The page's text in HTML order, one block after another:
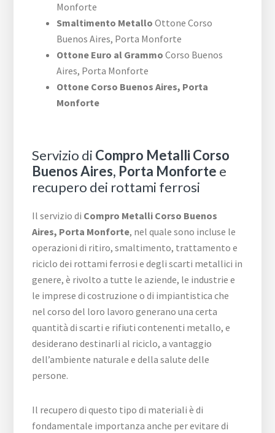
Monforte
Smaltimento Metallo Ottone ​Corso
Buenos Aires,​ Porta Monforte
Ottone Euro al Grammo ​Corso Buenos
Aires,​ Porta Monforte
Ottone ​Corso Buenos Aires,​ Porta
Monforte
Servizio di Compro Metalli ​Corso
Buenos Aires,​ Porta Monforte e
recupero dei rottami ferrosi
Il servizio di Compro Metalli ​Corso Buenos
Aires,​ Porta Monforte, nel quale sono incluse le
operazioni di ritiro, smaltimento, trattamento e
riciclo dei rottami ferrosi e degli scarti metallici in
genere, è rivolto a tutte le aziende, le industrie e
le imprese di costruzione o di impiantistica che
nel corso del loro lavoro generano una certa
quantità di scarti e rifiuti contenenti metallo, e
desiderano destinarli al riciclo, a vantaggio
dell’ambiente naturale e della salute delle
persone.
Il recupero di questo tipo di materiali è di
fondamentale importanza anche per evitare di